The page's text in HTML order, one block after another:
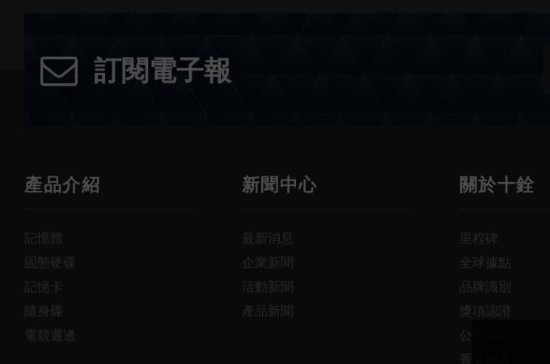
訂閱電子報
產品介紹
記憶體
固態硬碟
記憶卡
隨身碟
電競週邊
新聞中心
最新消息
企業新聞
活動新聞
產品新聞
關於十銓
里程碑
全球據點
品牌識別
獎項認證
公司治理
菁英招募